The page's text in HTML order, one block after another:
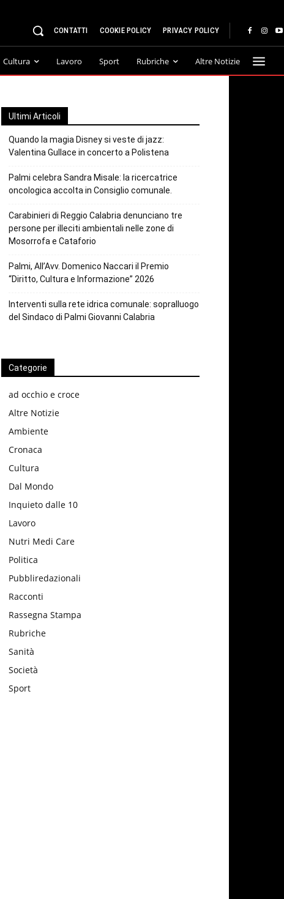
CONTATTI COOKIE POLICY PRIVACY POLICY
Cultura Lavoro Sport Rubriche Altre Notizie
Ultimi Articoli
Quando la magia Disney si veste di jazz:
Valentina Gullace in concerto a Polistena
Palmi celebra Sandra Misale: la ricercatrice
oncologica accolta in Consiglio comunale.
Carabinieri di Reggio Calabria denunciano tre
persone per illeciti ambientali nelle zone di
Mosorrofa e Cataforio
Palmi, All’Avv. Domenico Naccari il Premio
“Diritto, Cultura e Informazione” 2026
Interventi sulla rete idrica comunale: sopralluogo
del Sindaco di Palmi Giovanni Calabria
Categorie
ad occhio e croce
Altre Notizie
Ambiente
Cronaca
Cultura
Dal Mondo
Inquieto dalle 10
Lavoro
Nutri Medi Care
Politica
Pubbliredazionali
Racconti
Rassegna Stampa
Rubriche
Sanità
Società
Sport